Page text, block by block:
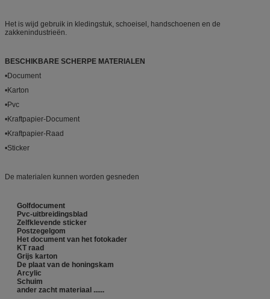
Het is wijd gebruik in kledingstuk, schoeisel, handschoenen en de
zakkenindustrieën.
BESCHIKBARE SCHERPE MATERIALEN
•Document
•Karton
•Pvc
•Kraftpapier-Document
•Kraftpapier-Raad
•Sticker
De materialen kunnen worden gesneden
Golfdocument
Pvc-uitbreidingsblad
Zelfklevende sticker
Postzegelgom
Het document van het fotokader
KT raad
Grijs karton
De plaat van de honingskam
Arcylic
Schuim
ander zacht materiaal ......